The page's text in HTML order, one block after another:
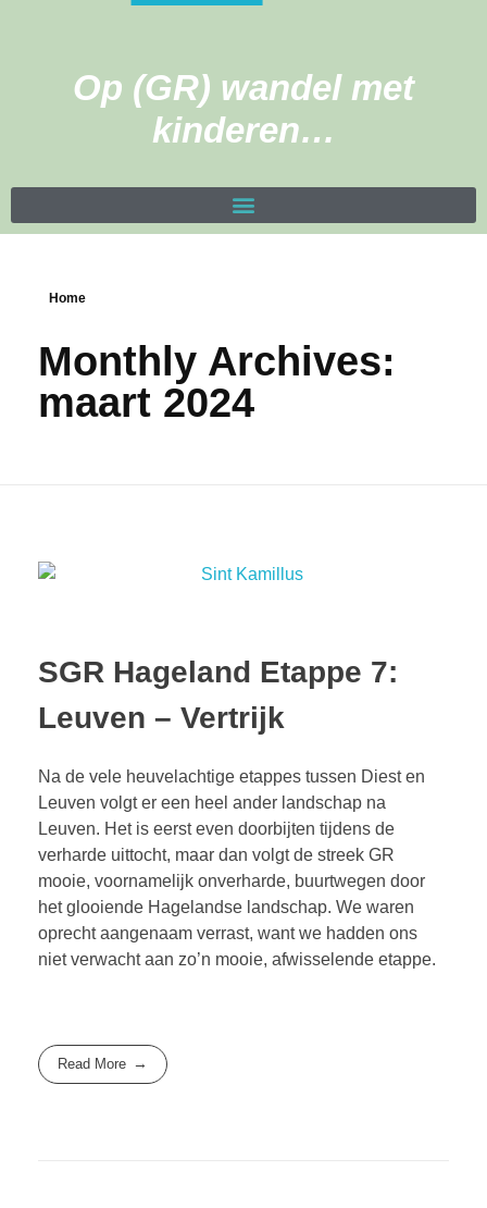
Op (GR) wandel met
kinderen…
Home
Monthly Archives:
maart 2024
SGR Hageland Etappe 7:
Leuven – Vertrijk
Na de vele heuvelachtige etappes tussen Diest en
Leuven volgt er een heel ander landschap na
Leuven. Het is eerst even doorbijten tijdens de
verharde uittocht, maar dan volgt de streek GR
mooie, voornamelijk onverharde, buurtwegen door
het glooiende Hagelandse landschap. We waren
oprecht aangenaam verrast, want we hadden ons
niet verwacht aan zo’n mooie, afwisselende etappe.
Read More